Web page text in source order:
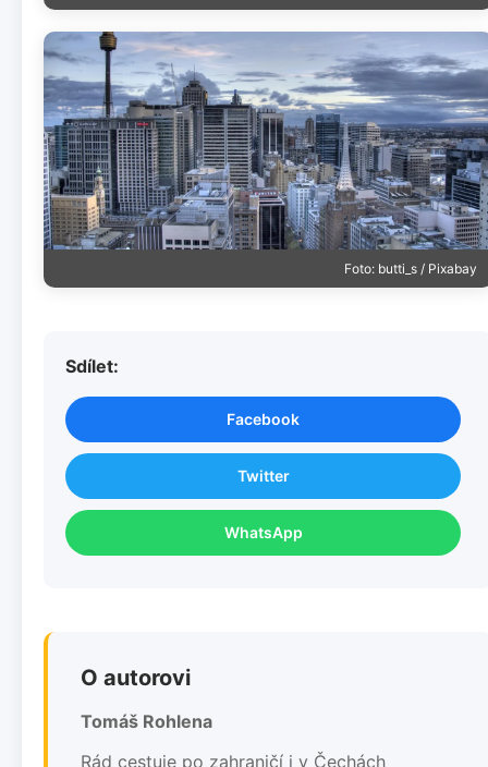
Foto: butti_s / Pixabay
Sdílet:
Facebook
Twitter
WhatsApp
O autorovi
Tomáš Rohlena
Rád cestuje po zahraničí i v Čechách